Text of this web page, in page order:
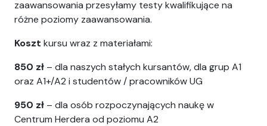
zaawansowania przesyłamy testy kwalifikujące na
różne poziomy zaawansowania.
Koszt kursu wraz z materiałami:
850 zł – dla naszych stałych kursantów, dla grup A1
oraz A1+/A2 i studentów / pracowników UG
950 zł – dla osób rozpoczynających naukę w
Centrum Herdera od poziomu A2